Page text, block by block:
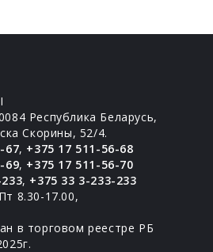
Республика Беларусь,
Скорины, 52/4.
67, +375 17 511-56-68
69, +375 17 511-56-70
, +375 33 3-233-233
8.30-17.00,
в торговом реестре РБ